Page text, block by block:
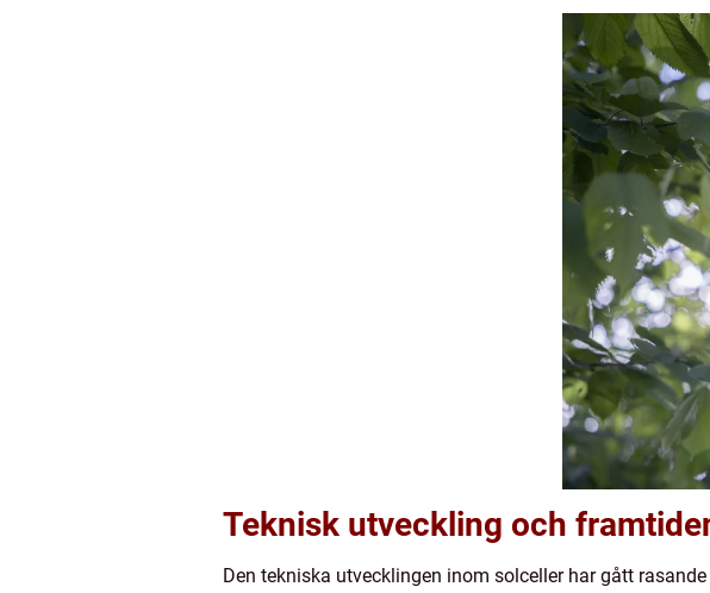
Teknisk utveckling och
Den tekniska utvecklingen inom solceller har gått